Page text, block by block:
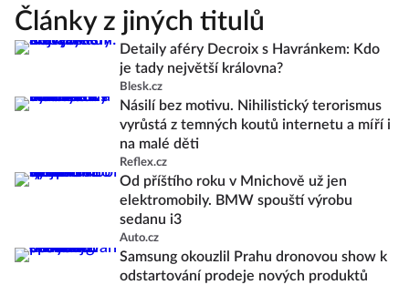
Články z jiných titulů
Detaily aféry Decroix s Havránkem: Kdo
je tady největší královna?
Blesk.cz
Násilí bez motivu. Nihilistický terorismus
vyrůstá z temných koutů internetu a míří i
na malé děti
Reflex.cz
Od příštího roku v Mnichově už jen
elektromobily. BMW spouští výrobu
sedanu i3
Auto.cz
Samsung okouzlil Prahu dronovou show k
odstartování prodeje nových produktů